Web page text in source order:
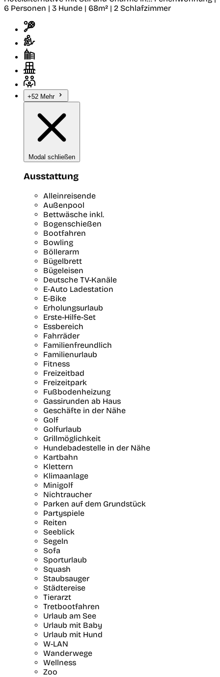
6 Personen | 3 Hunde | 68m² | 2 Schlafzimmer
+52 Mehr
Modal schließen
Ausstattung
Alleinreisende
Außenpool
Bettwäsche inkl.
Bogenschießen
Bootfahren
Bowling
Böllerarm
Bügelbrett
Bügeleisen
Deutsche TV-Kanäle
E-Auto Ladestation
E-Bike
Erholungsurlaub
Erste-Hilfe-Set
Essbereich
Fahrräder
Familienfreundlich
Familienurlaub
Fitness
Freizeitbad
Freizeitpark
Fußbodenheizung
Gassirunden ab Haus
Geschäfte in der Nähe
Golf
Golfurlaub
Grillmöglichkeit
Hundebadestelle in der Nähe
Kartbahn
Klettern
Klimaanlage
Minigolf
Nichtraucher
Parken auf dem Grundstück
Partyspiele
Reiten
Seeblick
Segeln
Sofa
Sporturlaub
Squash
Staubsauger
Städtereise
Tierarzt
Tretbootfahren
Urlaub am See
Urlaub mit Baby
Urlaub mit Hund
W-LAN
Wanderwege
Wellness
Zoo